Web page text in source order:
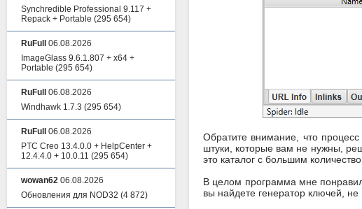
Обратите внимание, что
штуки, которые вам не нужны,
это каталог с большим
В целом программа мне
вы найдете генератор ключей, не
Synchredible Professional 9.117 +
Repack + Portable (295 654)
RuFull
06.08.2026
ImageGlass 9.6.1.807 + x64 +
Portable (295 654)
RuFull
06.08.2026
Windhawk 1.7.3 (295 654)
RuFull
06.08.2026
PTC Creo 13.4.0.0 + HelpCenter +
12.4.4.0 + 10.0.11 (295 654)
wowan62 06.08.2026
Обновления для NOD32 (4 872)